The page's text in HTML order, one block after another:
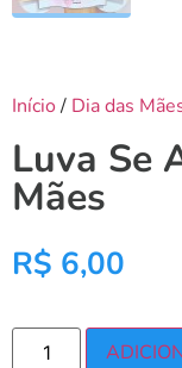
Início/ Dia das
Luva Se
Mães
R$ 6,00